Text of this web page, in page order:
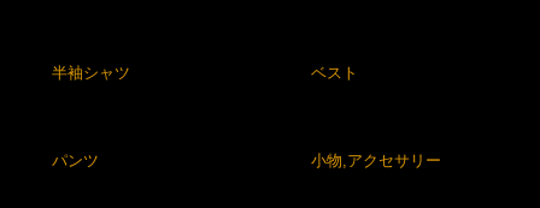
半袖シャツ ベスト
パンツ 小物,アクセサリー